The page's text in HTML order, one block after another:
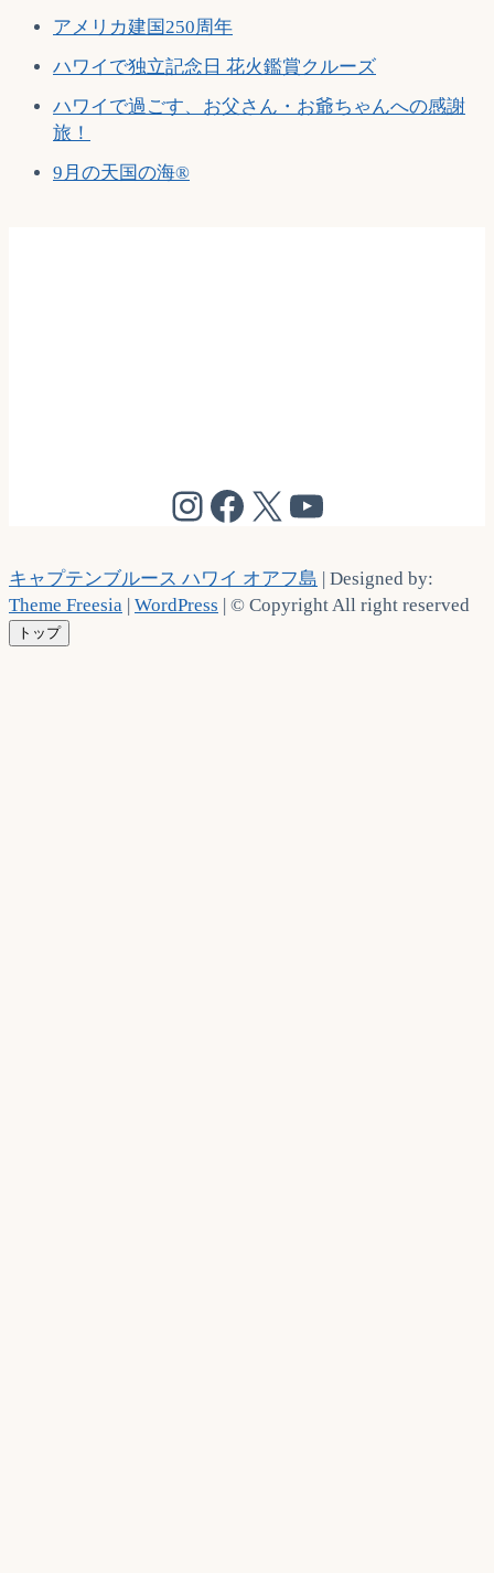
アメリカ建国250周年
ハワイで独立記念日 花火鑑賞クルーズ
ハワイで過ごす、お父さん・お爺ちゃんへの感謝
旅！
9月の天国の海®
@cptbruce_hi
@cptbrucehi
@cptbruce_hi
キャプテンブルース ハワイ オアフ島 | Designed by:
Theme Freesia WordPress | © Copyright All right reserved
トップ